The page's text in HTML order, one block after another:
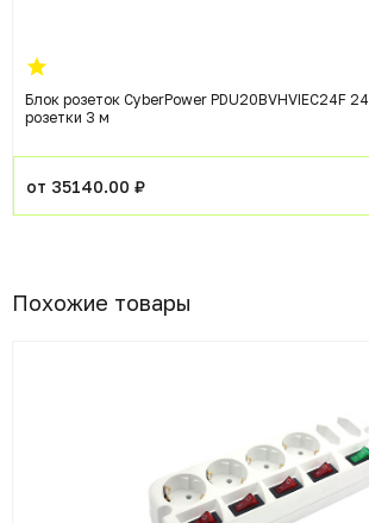
Блок розеток CyberPower PDU20BVHVIEC24F 24
розетки 3 м
от 35140.00 ₽
Похожие товары